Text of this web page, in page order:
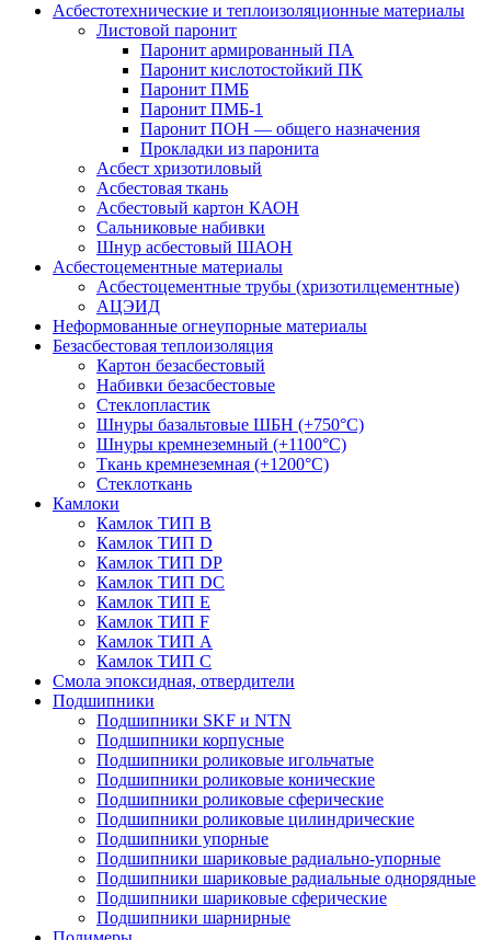
Асбестотехнические и теплоизоляционные материалы
Листовой паронит
Паронит армированный ПА
Паронит кислотостойкий ПК
Паронит ПМБ
Паронит ПМБ-1
Паронит ПОН — общего назначения
Прокладки из паронита
Асбест хризотиловый
Асбестовая ткань
Асбестовый картон КАОН
Сальниковые набивки
Шнур асбестовый ШАОН
Асбестоцементные материалы
Асбестоцементные трубы (хризотилцементные)
АЦЭИД
Неформованные огнеупорные материалы
Безасбестовая теплоизоляция
Картон безасбестовый
Набивки безасбестовые
Стеклопластик
Шнуры базальтовые ШБН (+750°С)
Шнуры кремнеземный (+1100°С)
Ткань кремнеземная (+1200°С)
Стеклоткань
Камлоки
Камлок ТИП B
Камлок ТИП D
Камлок ТИП DP
Камлок ТИП DС
Камлок ТИП E
Камлок ТИП F
Камлок ТИП А
Камлок ТИП С
Смола эпоксидная, отвердители
Подшипники
Подшипники SKF и NTN
Подшипники корпусные
Подшипники роликовые игольчатые
Подшипники роликовые конические
Подшипники роликовые сферические
Подшипники роликовые цилиндрические
Подшипники упорные
Подшипники шариковые радиально-упорные
Подшипники шариковые радиальные однорядные
Подшипники шариковые сферические
Подшипники шарнирные